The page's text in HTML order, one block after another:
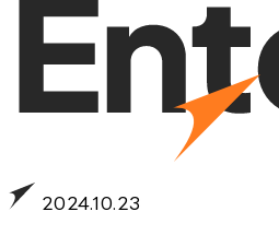
2024.10.23